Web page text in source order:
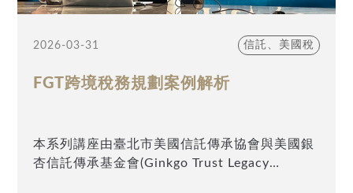
2026-03-31 信託、美國稅
FGT跨境稅務規劃案例解析
本系列講座由臺北市美國信託傳承協會與美國銀
杏信託傳承基金會(Ginkgo Trust Legacy